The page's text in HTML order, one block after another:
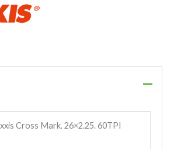
Cross Mark. 26×2.25. 60TPI